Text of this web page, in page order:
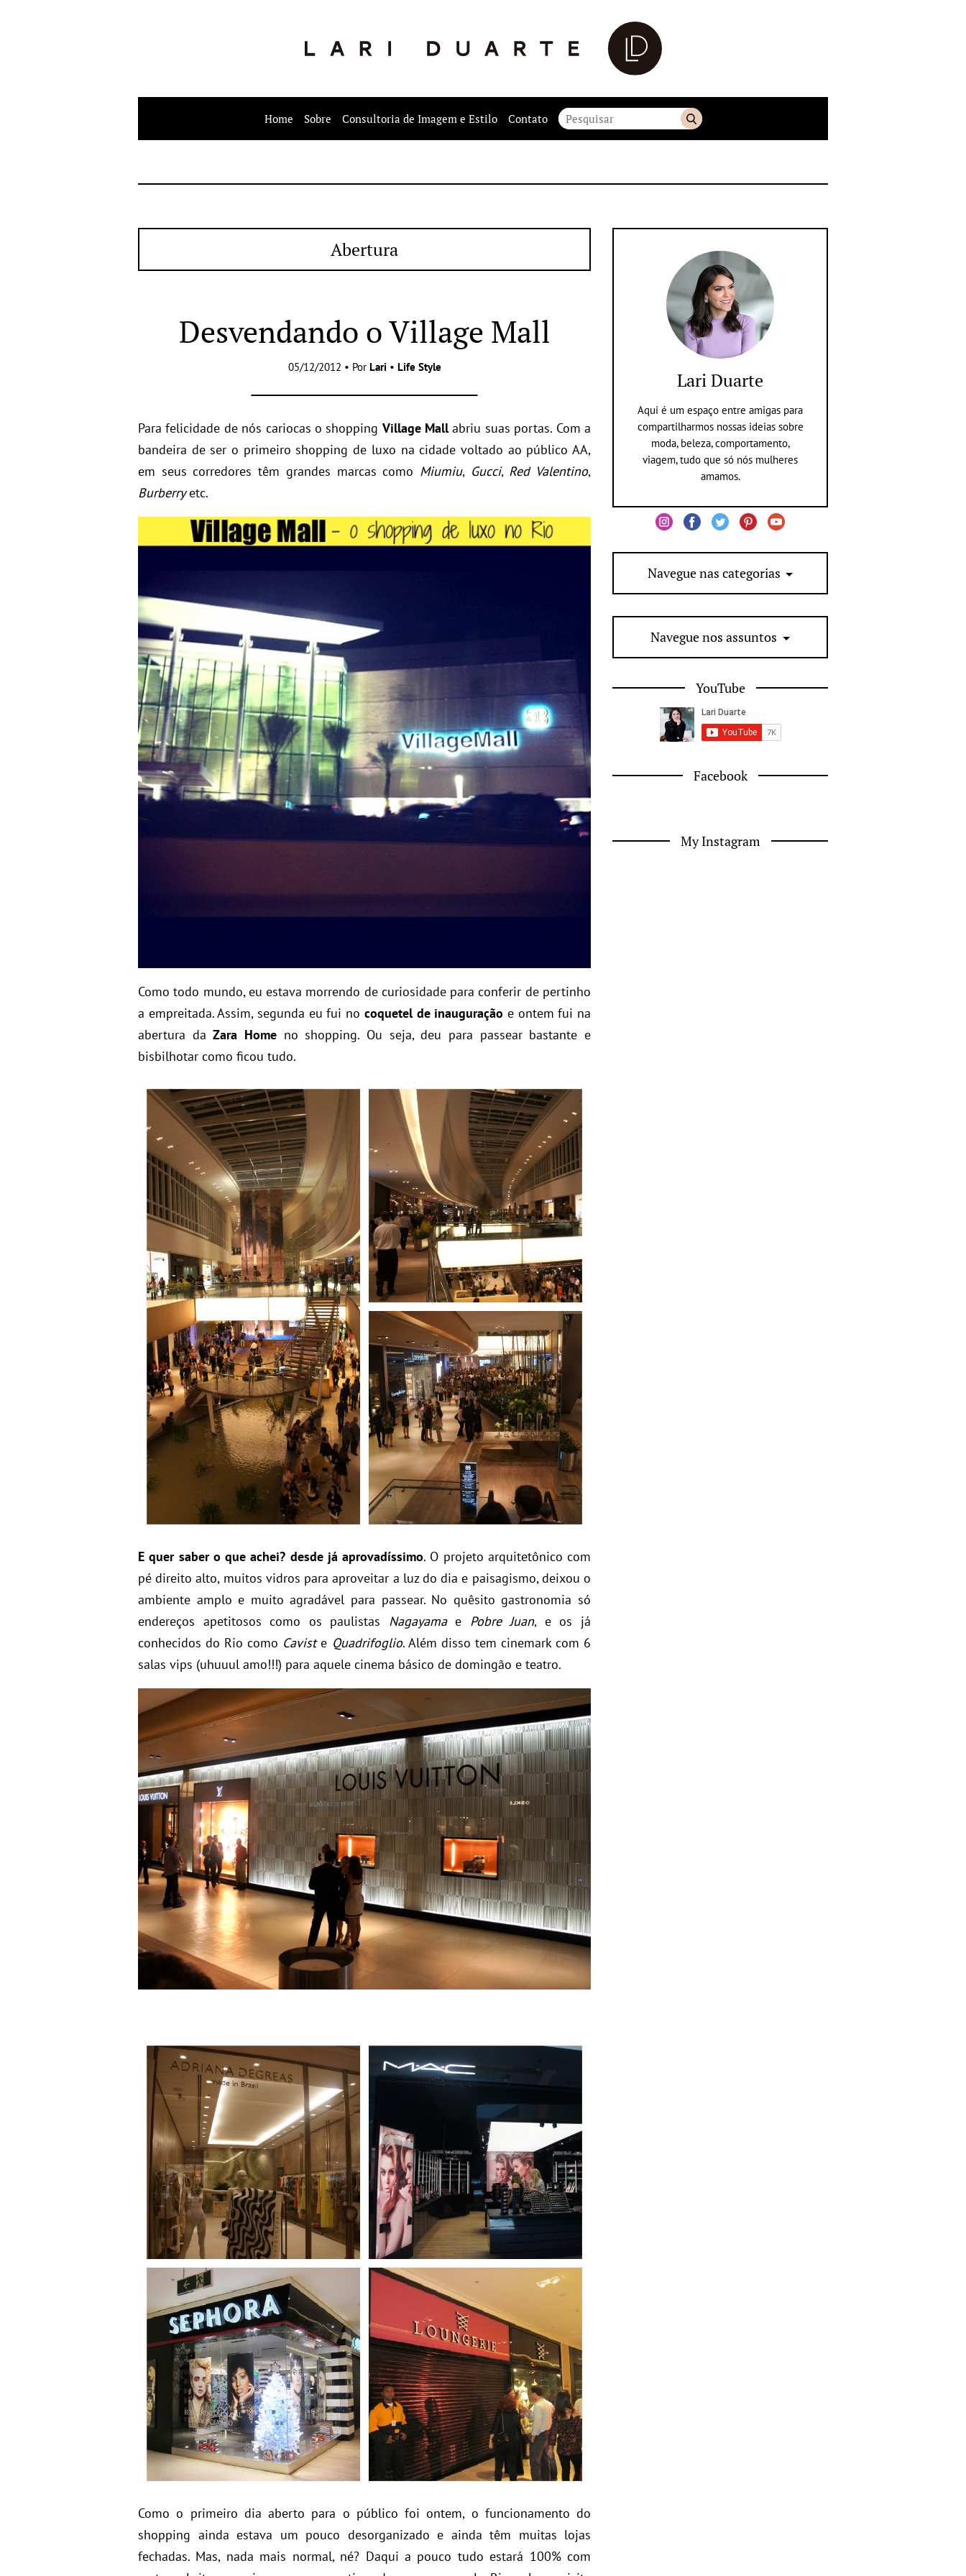
Home Sobre Consultoria de Imagem e Estilo Contato
Abertura
Desvendando o Village Mall
05/12/2012 • Por Lari • Life Style
Para felicidade de nós cariocas o shopping Village Mallabriu suas portas. Com a
bandeira de ser o primeiro shopping de luxo na cidade voltado ao público AA,
em seus corredores têm grandes marcas como Miumiu, Gucci, Red Valentino,
Burberryetc.
Como todo mundo, eu estava morrendo de curiosidade para conferir de pertinho
a empreitada. Assim, segunda eu fui no coquetel de inauguração e ontem fui na
abertura daZara Home no shopping. Ou seja, deu para passear bastante e
bisbilhotar como ficou tudo.
E quer saber o que achei? desde já aprovadíssimo. O projeto arquitetônico com
pé direito alto, muitos vidros para aproveitar a luz do dia e paisagismo, deixou o
ambiente amplo e muito agradável para passear. No quêsito gastronomia só
endereços apetitosos como os paulistas Nagayamae Pobre Juan, e os já
conhecidos do Rio como Caviste Quadrifoglio. Além disso tem cinemark com 6
salas vips (uhuuul amo!!!) para aquele cinema básico de domingão e teatro.
Como o primeiro dia aberto para o público foi ontem, o funcionamento do
shopping ainda estava um pouco desorganizado e ainda têm muitas lojas
fechadas. Mas, nada mais normal, né? Daqui a pouco tudo estará 100% com
Lari Duarte
Aqui é um espaço entre amigas para
compartilharmos nossas ideias sobre
moda, beleza, comportamento,
viagem, tudo que só nós mulheres
amamos.
Navegue nas categorias
Navegue nos assuntos
YouTube
Facebook
My Instagram